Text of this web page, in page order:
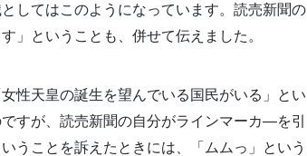
してはこのようになっています。読売新聞の
」ということも、併せて伝えました。
性天皇の誕生を望んでいる国民がいる」とい
すが、読売新聞の自分がラインマーカ―を引
うことを訴えたときには、「ムムっ」という